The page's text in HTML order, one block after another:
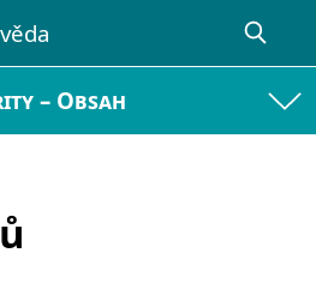
– Obsah